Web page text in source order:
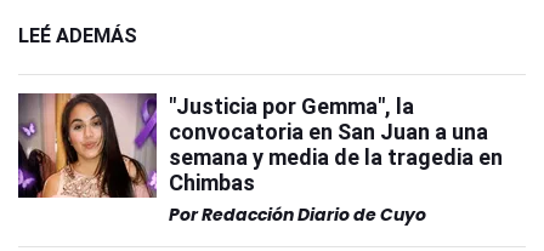
LEÉ ADEMÁS
"Justicia por Gemma", la
convocatoria en San Juan a una
semana y media de la tragedia en
Chimbas
PorRedacción Diario de Cuyo